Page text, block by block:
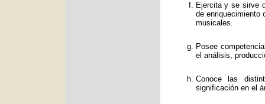
Ejercita y se sirve
de enriquecimiento
musicales.
Posee
el análisis,
Conoce las
significación en el